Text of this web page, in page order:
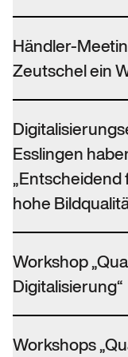
Händler-
Zeutschel ein
Esslingen
„Entscheidend
hohe
Workshop
Digitalisierung“
Workshops